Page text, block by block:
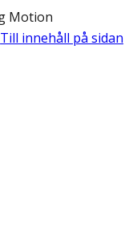
Motion
Till innehåll på sidan